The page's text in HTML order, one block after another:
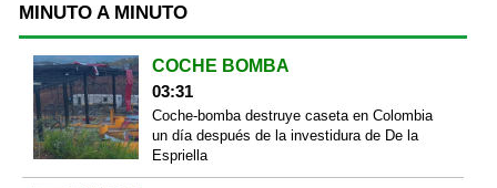
MINUTO A MINUTO
COCHE BOMBA
03:31
Coche-bomba destruye caseta en Colombia
un día después de la investidura de De la
Espriella